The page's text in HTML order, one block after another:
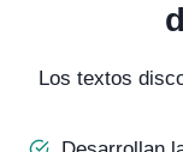
Los textos